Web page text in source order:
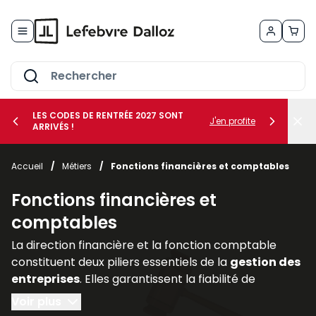
le sous-menu Vos métiers
le sous-menu Vos besoins
LES CODES DE RENTRÉE 2027 SONT
ARRIVÉS !
J'en profite
Accueil / Métiers / Fonctions financières et comptables
Fonctions financières et
comptables
La direction financière et la fonction comptable
constituent deux piliers essentiels de la gestion des
entreprises. Elles garantissent la fiabilité de
l’information financière, assurent la